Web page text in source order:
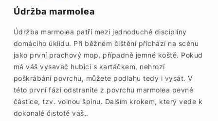
Údržba marmolea
Údržba marmolea patří mezi jednoduché disciplíny
domácího úklidu. Při běžném čištění přichází na scénu
jako první prachový mop, případně jemné koště. Pokud
má váš vysavač hubici s kartáčkem, nehrozí
poškrábání povrchu, můžete podlahu tedy i vysát. V
této první fázi odstraníte z povrchu marmolea pevné
částice, tzv. volnou špínu. Dalším krokem, který vede k
dokonalé čistotě vaš..